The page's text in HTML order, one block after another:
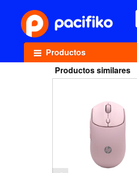
Productos
Productos similares